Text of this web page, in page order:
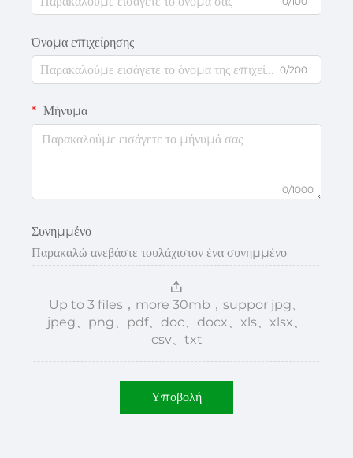
Όνομα επιχείρησης
0/200
Μήνυμα
0/1000
Συνημμένο
Παρακαλώ ανεβάστε τουλάχιστον ένα συνημμένο
Up to 3 files，more 30mb，suppor jpg、
jpeg、png、pdf、doc、docx、xls、xlsx、
csv、txt
Υποβολή